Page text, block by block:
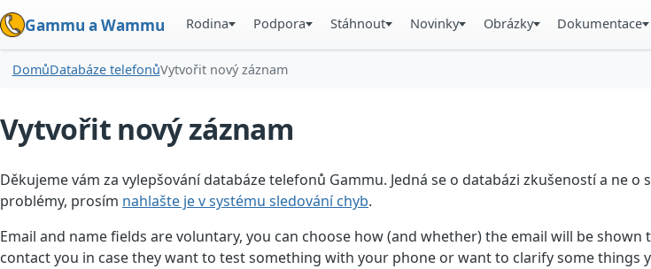
Gammu a Wammu Rodina Podpora Stáhnout Novinky Obrázky Dokumentace
DomůDatabáze telefonůVytvořit nový záznam
Vytvořit nový záznam
Děkujeme vám za vylepšování databáze telefonů Gammu. Jedná se o databázi zkušeností a ne
problémy, prosím nahlašte je v systému sledování chyb.
Email and name fields are voluntary, you can choose how (and whether) the email will be
contact you in case they want to test something with your phone or want to clarify some things